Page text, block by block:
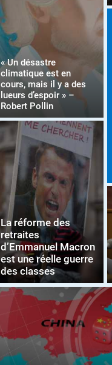
« Un désastre
climatique est en
cours, mais il y a des
lueurs d’espoir » –
Robert Pollin
La réforme des
retraites
d’Emmanuel Macron
est une réelle guerre
des classes